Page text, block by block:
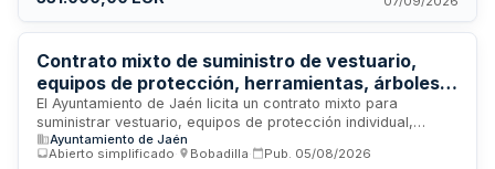
Contrato mixto de suministro de vestuario,
equipos de protección, herramientas, árboles,
flores y alquiler de maquinaria y vehículos para
reforestación urbana del Ayuntamiento de
Jaén
El Ayuntamiento de Jaén licita un contrato mixto para
suministrar vestuario, equipos de protección individual,
herramientas, materiales, árboles, flores de temporada, así
como alquiler de maquinaria, contenedores, camiones y
Ayuntamiento de Jaén
Abierto simplificado
Bobadilla Pub. 05/08/2026